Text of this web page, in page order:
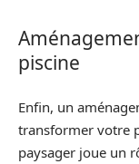
piscine
Enfin, un
transformer votre
paysager joue un